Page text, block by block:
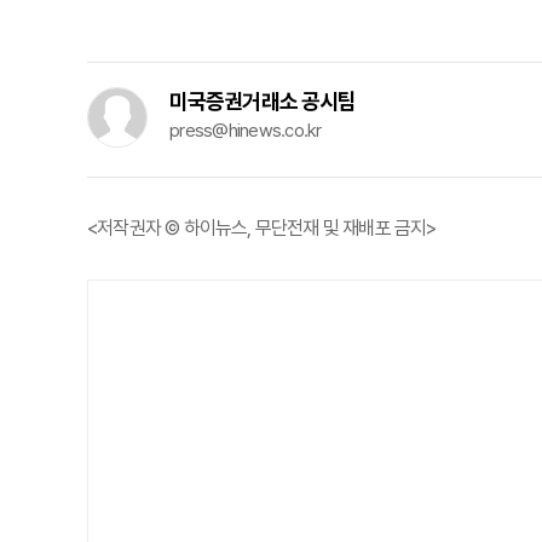
미국증권거래소 공시팀
press@hinews.co.kr
<저작권자 © 하이뉴스, 무단전재 및 재배포 금지>